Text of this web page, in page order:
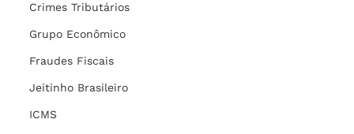
Crimes Tributários
Grupo Econômico
Fraudes Fiscais
Jeitinho Brasileiro
ICMS